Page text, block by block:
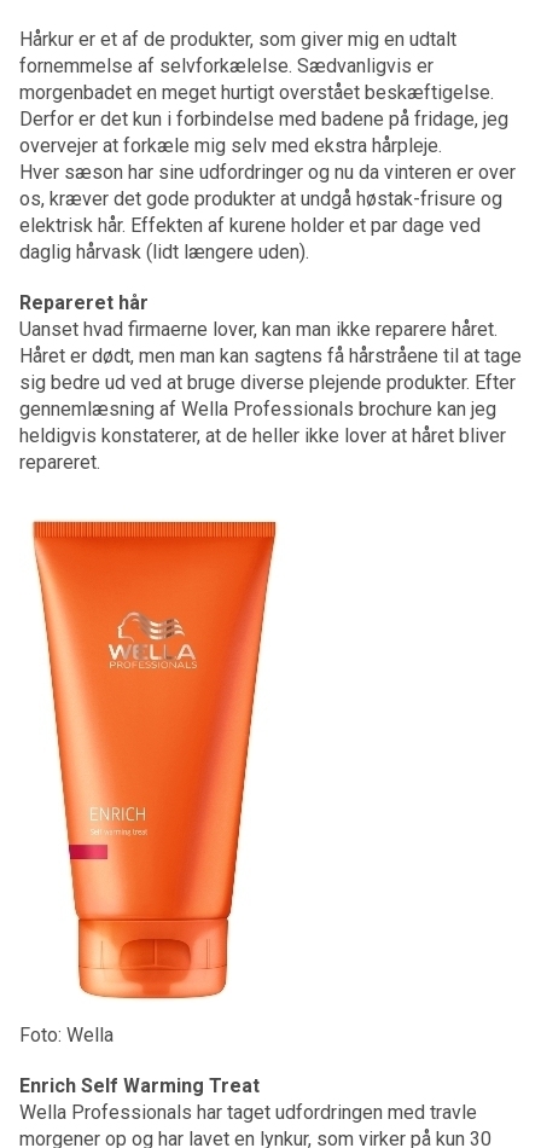
Hårkur er et af de produkter, som giver mig en udtalt
fornemmelse af selvforkælelse. Sædvanligvis er
morgenbadet en meget hurtigt overstået beskæftigelse.
Derfor er det kun i forbindelse med badene på fridage, jeg
overvejer at forkæle mig selv med ekstra hårpleje.
Hver sæson har sine udfordringer og nu da vinteren er over
os, kræver det gode produkter at undgå høstak-frisure og
elektrisk hår. Effekten af kurene holder et par dage ved
daglig hårvask (lidt længere uden).
Repareret hår
Uanset hvad firmaerne lover, kan man ikke reparere håret.
Håret er dødt, men man kan sagtens få hårstråene til at tage
sig bedre ud ved at bruge diverse plejende produkter. Efter
gennemlæsning af Wella Professionals brochure kan jeg
heldigvis konstaterer, at de heller ikke lover at håret bliver
repareret.
Foto: Wella
Enrich Self Warming Treat
Wella Professionals har taget udfordringen med travle
morgener op og har lavet en lynkur, som virker på kun 30